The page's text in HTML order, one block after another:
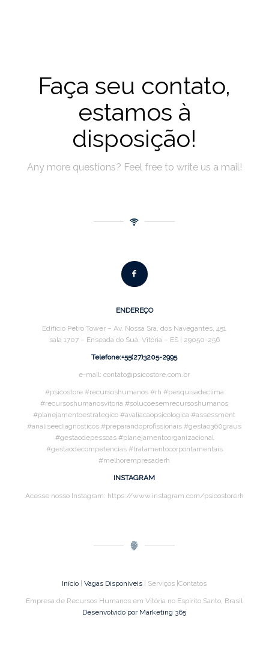
Faça seu contato,
estamos à
disposição!
Any more questions? Feel free to write us a mail!
ENDEREÇO
Edifício Petro Tower – Av. Nossa Sra. dos Navegantes, 451
sala 1707 – Enseada do Suá, Vitória – ES | 29050-256
Telefone:+55(27)3205-2995
e-mail: contato@psicostore.com.br
#psicostore #recursoshumanos #rh #pesquisadeclima
#recursoshumanosvitoria #solucoesemrecursoshumanos
#planejamentoestrategico #avaliacaopsicologica #assessment
#analiseediagnosticos #preparandoprofissionais #gestao360graus
#gestaodepessoas #planejamentoorganizacional
#gestaodecompetencias #tratamentocorpontamentais
#melhorempresaderh
INSTAGRAM
Acesse nosso Instagram: https://www.instagram.com/psicostorerh
Início |Vagas Disponíveis | Serviços |Contatos
Empresa de Recursos Humanos em Vitória no Espírito Santo, Brasil
Desenvolvido por Marketing 365